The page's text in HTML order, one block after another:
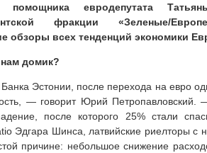
помощника евродепутата
фракции «Зеленые/
обзоры всех тенденций экономики
домик?
Эстонии, после перехода на евро
— говорит Юрий Петропавловский.
после которого 25% стали
Эдгара Шинса, латвийские риелторы с
причине: небольшое снижение